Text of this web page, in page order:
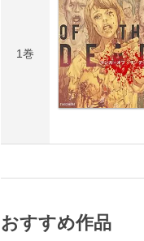
1巻
おすすめ作品